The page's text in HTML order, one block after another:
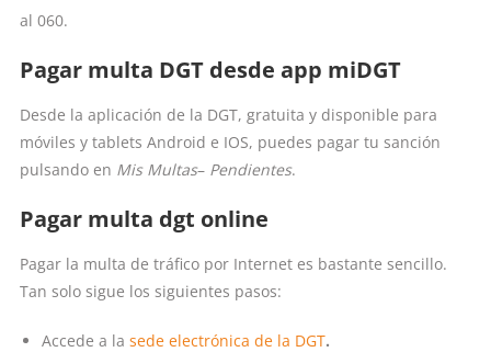
al 060.
Pagar multa DGT desde app miDGT
Desde la aplicación de la DGT, gratuita y disponible para
móviles y tablets Android e IOS, puedes pagar tu sanción
pulsando en Mis Multas– Pendientes.
Pagar multa dgt online
Pagar la multa de tráfico por Internet es bastante sencillo.
Tan solo sigue los siguientes pasos:
Accede a la sede electrónica de la DGT.